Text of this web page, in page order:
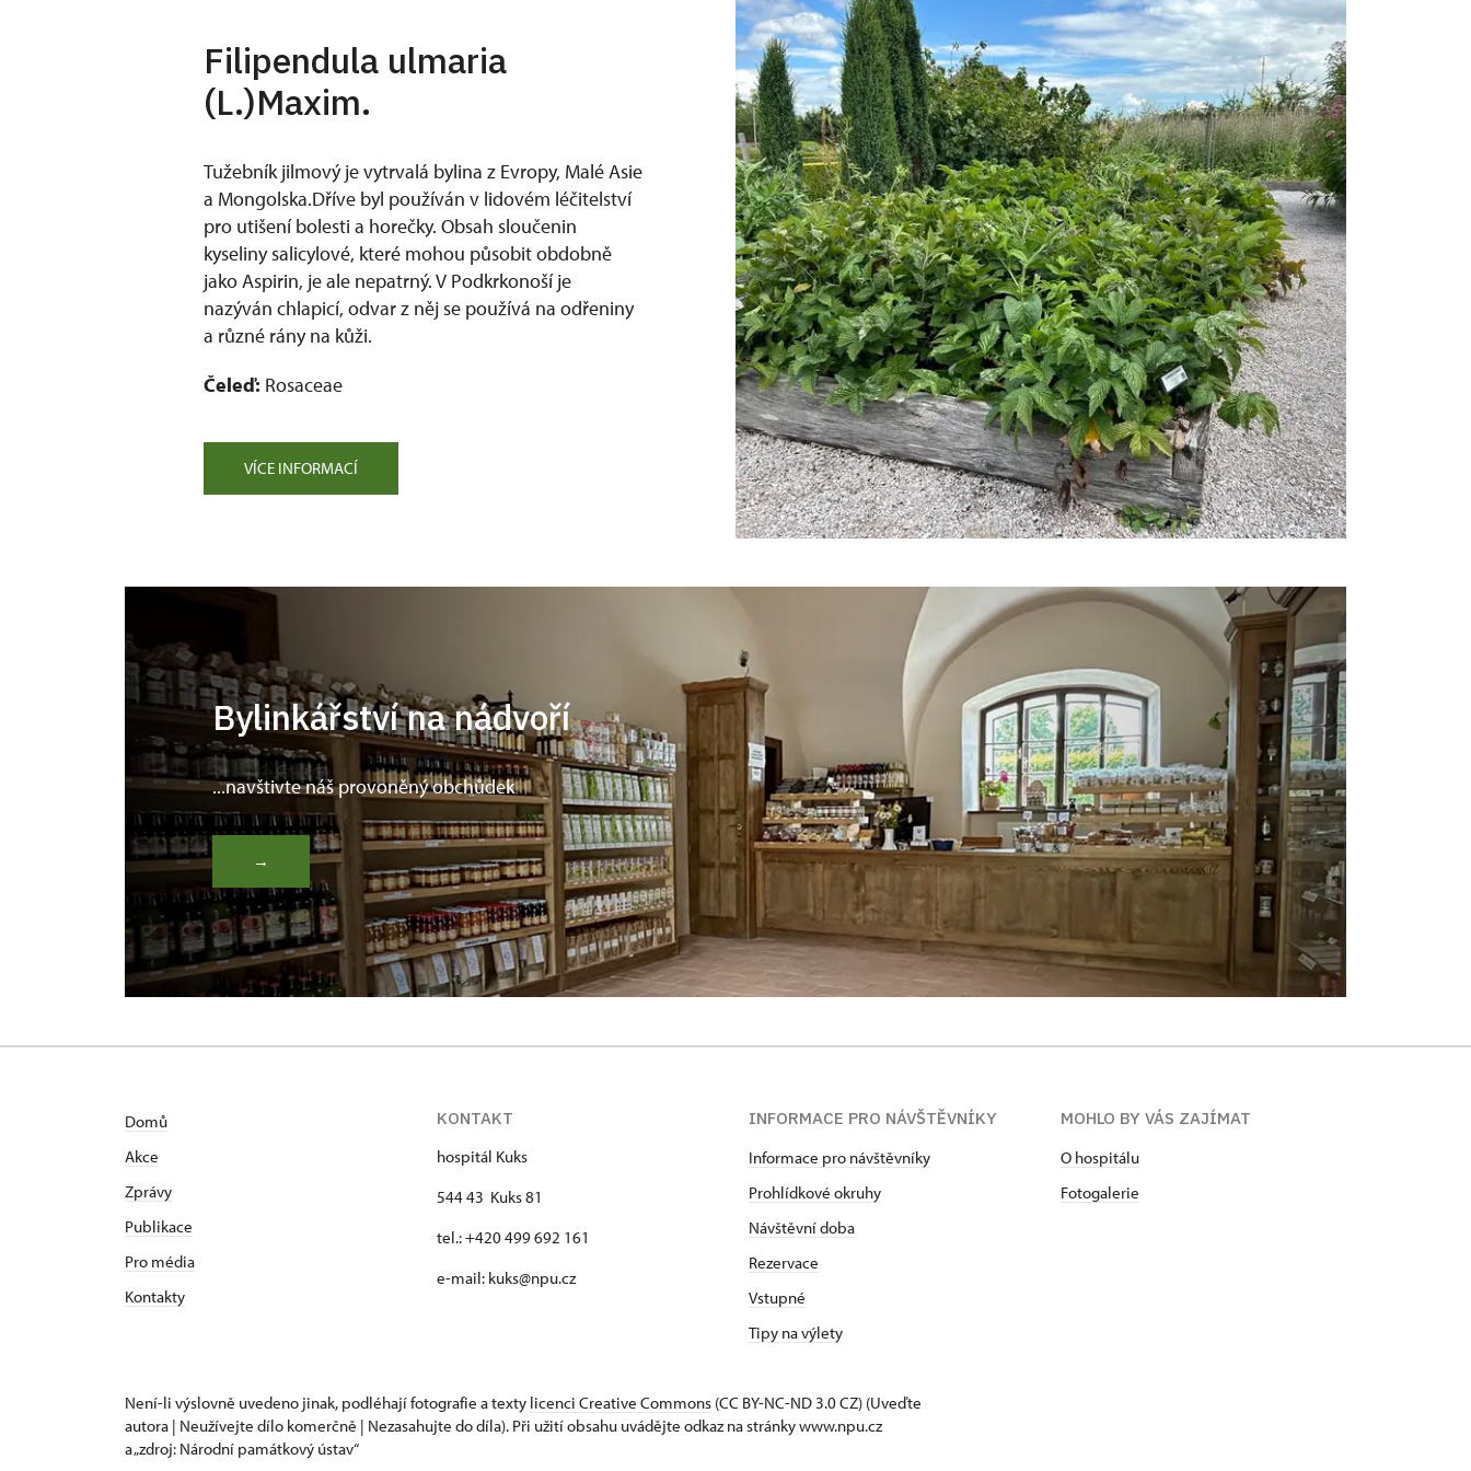
Filipendula ulmaria
(L.)Maxim.
Tužebník jilmový je vytrvalá bylina z Evropy, Malé Asie
a Mongolska.Dříve byl používán v lidovém léčitelství
pro utišení bolesti a horečky. Obsah sloučenin
kyseliny salicylové, které mohou působit obdobně
jako Aspirin, je ale nepatrný. V Podkrkonoší je
nazýván chlapicí, odvar z něj se používá na odřeniny
a různé rány na kůži.
Čeleď: Rosaceae
VÍCE INFORMACÍ
Bylinkářství na nádvoří
...navštivte náš provoněný obchůdek
→
Domů
Akce
Zprávy
Publikace
Pro média
Kontakty
KONTAKT
hospitál Kuks
544 43 Kuks 81
tel.: +420 499 692 161
e-mail: kuks@npu.cz
INFORMACE PRO NÁVŠTĚVNÍKY
Informace pro návštěvníky
Prohlídkové okruhy
Návštěvní doba
Rezervace
Vstupné
Tipy na výlety
MOHLO BY VÁS ZAJÍMAT
O hospitálu
Fotogalerie
Není-li výslovně uvedeno jinak, podléhají fotografie a texty licenci Creative Commons (CC BY-NC-ND 3.0 CZ) (Uveďte
autora | Neužívejte dílo komerčně | Nezasahujte do díla). Při užití obsahu uvádějte odkaz na stránky www.npu.cz
a „zdroj: Národní památkový ústav“